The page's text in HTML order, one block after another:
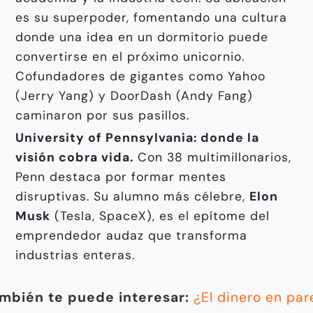
es su superpoder, fomentando una cultura
donde una idea en un dormitorio puede
convertirse en el próximo unicornio.
Cofundadores de gigantes como Yahoo
(Jerry Yang) y DoorDash (Andy Fang)
caminaron por sus pasillos.
University of Pennsylvania: donde la
visión cobra vida. Con 38 multimillonarios,
Penn destaca por formar mentes
disruptivas. Su alumno más célebre, Elon
Musk (Tesla, SpaceX), es el epítome del
emprendedor audaz que transforma
industrias enteras.
te puede interesar: ¿El dinero en